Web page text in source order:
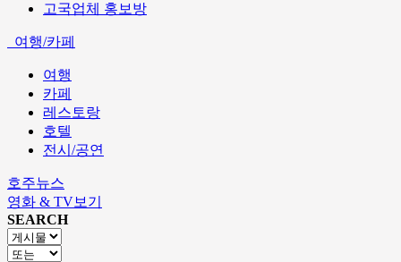
고국업체 홍보방
여행/카페
여행
카페
레스토랑
호텔
전시/공연
호주뉴스
영화 & TV보기
SEARCH